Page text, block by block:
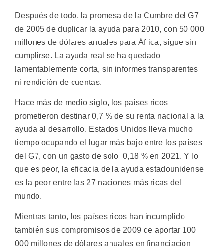
Después de todo, la promesa de la Cumbre del G7
de 2005 de duplicar la ayuda para 2010, con 50 000
millones de dólares anuales para África, sigue sin
cumplirse. La ayuda real se ha quedado
lamentablemente corta, sin informes transparentes
ni rendición de cuentas.
Hace más de medio siglo, los países ricos
prometieron destinar 0,7 % de su renta nacional a la
ayuda al desarrollo. Estados Unidos lleva mucho
tiempo ocupando el lugar más bajo entre los países
del G7, con un gasto de solo 0,18 % en 2021. Y lo
que es peor, la eficacia de la ayuda estadounidense
es la peor entre las 27 naciones más ricas del
mundo.
Mientras tanto, los países ricos han incumplido
también sus compromisos de 2009 de aportar 100
000 millones de dólares anuales en financiación